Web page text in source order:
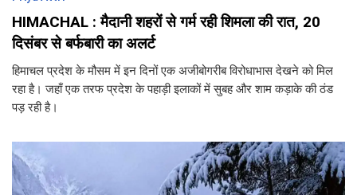
HIMACHAL : मैदानी शहरों से गर्म रही शिमला की रात, 20
दिसंबर से बर्फबारी का अलर्ट
हिमाचल प्रदेश के मौसम में इन दिनों एक अजीबोगरीब विरोधाभास देखने को मिल
रहा है। जहाँ एक तरफ प्रदेश के पहाड़ी इलाकों में सुबह और शाम कड़ाके की ठंड
पड़ रही है।